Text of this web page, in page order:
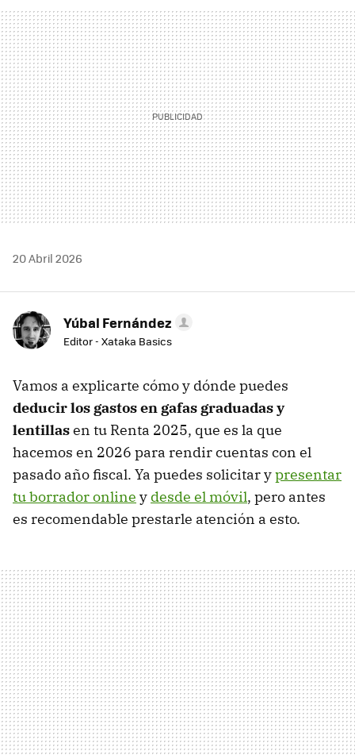
MAIL
20 Abril 2026
Yúbal Fernández
Editor - Xataka Basics
Vamos a explicarte cómo y dónde puedes
deducir los gastos en gafas graduadas y
lentillasen tu Renta 2025, que es la que
hacemos en 2026 para rendir cuentas con el
pasado año fiscal. Ya puedes solicitar ypresentar
tu borrador online y desde el móvil, pero antes
es recomendable prestarle atención a esto.